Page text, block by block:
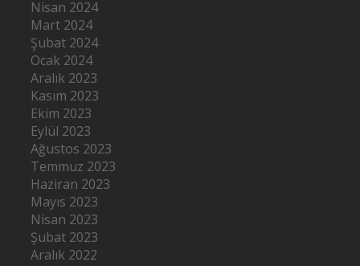
Nisan 2024
Mart 2024
Şubat 2024
Ocak 2024
Aralık 2023
Kasım 2023
Ekim 2023
Eylül 2023
Ağustos 2023
Temmuz 2023
Haziran 2023
Mayıs 2023
Nisan 2023
Şubat 2023
Aralık 2022